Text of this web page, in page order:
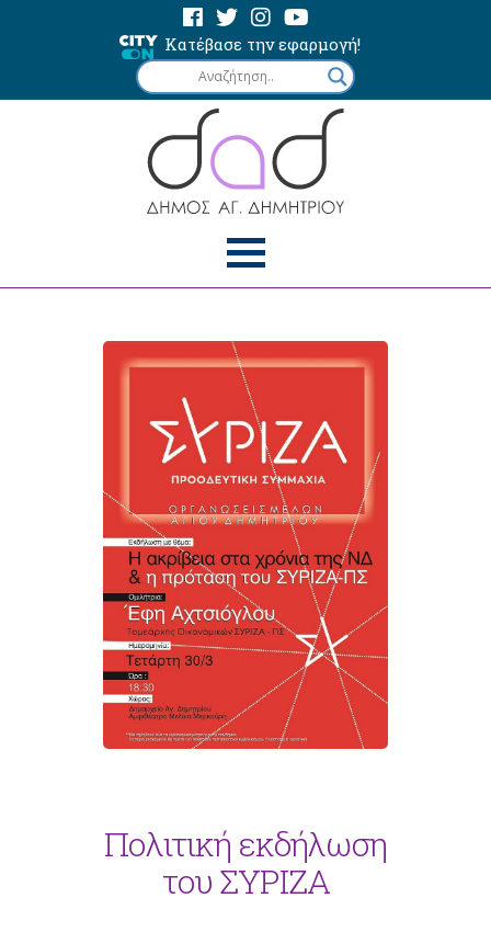
Κατέβασε την εφαρμογή!
Πολιτική εκδήλωση
του ΣΥΡΙΖΑ